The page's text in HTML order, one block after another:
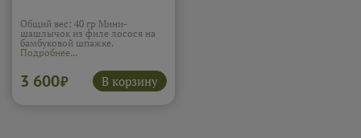
Общий вес: 40 гр Мини-
шашлычок из филе лосося на
бамбуковой шпажке.
Подробнее...
3 600₽ В корзину